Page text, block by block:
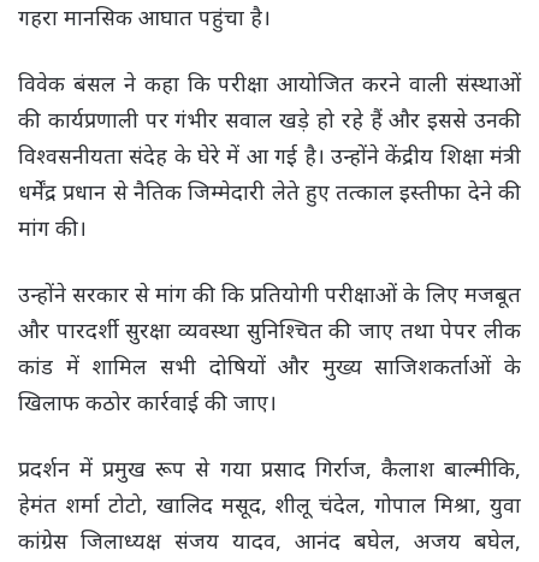
गहरा मानसिक आघात पहुंचा है।
विवेक बंसल ने कहा कि परीक्षा आयोजित करने वाली संस्थाओं
की कार्यप्रणाली पर गंभीर सवाल खड़े हो रहे हैं और इससे उनकी
विश्वसनीयता संदेह के घेरे में आ गई है। उन्होंने केंद्रीय शिक्षा मंत्री
धर्मेंद्र प्रधान से नैतिक जिम्मेदारी लेते हुए तत्काल इस्तीफा देने की
मांग की।
उन्होंने सरकार से मांग की कि प्रतियोगी परीक्षाओं के लिए मजबूत
और पारदर्शी सुरक्षा व्यवस्था सुनिश्चित की जाए तथा पेपर लीक
कांड में शामिल सभी दोषियों और मुख्य साजिशकर्ताओं के
खिलाफ कठोर कार्रवाई की जाए।
प्रदर्शन में प्रमुख रूप से गया प्रसाद गिर्राज, कैलाश बाल्मीकि,
हेमंत शर्मा टोटो, खालिद मसूद, शीलू चंदेल, गोपाल मिश्रा, युवा
कांग्रेस जिलाध्यक्ष संजय यादव, आनंद बघेल, अजय बघेल,